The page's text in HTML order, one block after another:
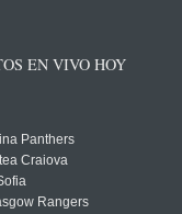
EN VIVO HOY
Panthers
Craiova
Rangers